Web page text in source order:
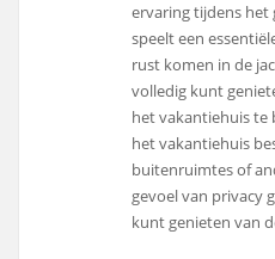
ervaring tijdens het
speelt een
rust komen in de
volledig kunt
het vakantiehuis te
het vakantiehuis
buitenruimtes of
gevoel van privacy
kunt genieten van